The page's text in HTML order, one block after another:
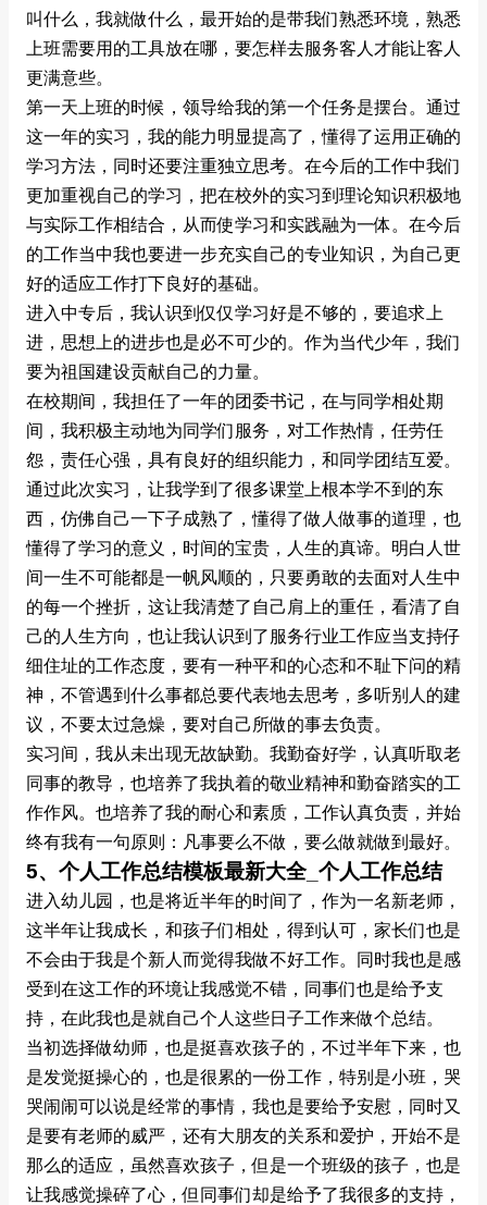
叫什么，我就做什么，最开始的是带我们熟悉环境，熟悉
上班需要用的工具放在哪，要怎样去服务客人才能让客人
更满意些。
第一天上班的时候，领导给我的第一个任务是摆台。通过
这一年的实习，我的能力明显提高了，懂得了运用正确的
学习方法，同时还要注重独立思考。在今后的工作中我们
更加重视自己的学习，把在校外的实习到理论知识积极地
与实际工作相结合，从而使学习和实践融为一体。在今后
的工作当中我也要进一步充实自己的专业知识，为自己更
好的适应工作打下良好的基础。
进入中专后，我认识到仅仅学习好是不够的，要追求上
进，思想上的进步也是必不可少的。作为当代少年，我们
要为祖国建设贡献自己的力量。
在校期间，我担任了一年的团委书记，在与同学相处期
间，我积极主动地为同学们服务，对工作热情，任劳任
怨，责任心强，具有良好的组织能力，和同学团结互爱。
通过此次实习，让我学到了很多课堂上根本学不到的东
西，仿佛自己一下子成熟了，懂得了做人做事的道理，也
懂得了学习的意义，时间的宝贵，人生的真谛。明白人世
间一生不可能都是一帆风顺的，只要勇敢的去面对人生中
的每一个挫折，这让我清楚了自己肩上的重任，看清了自
己的人生方向，也让我认识到了服务行业工作应当支持仔
细住址的工作态度，要有一种平和的心态和不耻下问的精
神，不管遇到什么事都总要代表地去思考，多听别人的建
议，不要太过急燥，要对自己所做的事去负责。
实习间，我从未出现无故缺勤。我勤奋好学，认真听取老
同事的教导，也培养了我执着的敬业精神和勤奋踏实的工
作作风。也培养了我的耐心和素质，工作认真负责，并始
终有我有一句原则：凡事要么不做，要么做就做到最好。
5、个人工作总结模板最新大全_个人工作总结
进入幼儿园，也是将近半年的时间了，作为一名新老师，
这半年让我成长，和孩子们相处，得到认可，家长们也是
不会由于我是个新人而觉得我做不好工作。同时我也是感
受到在这工作的环境让我感觉不错，同事们也是给予支
持，在此我也是就自己个人这些日子工作来做个总结。
当初选择做幼师，也是挺喜欢孩子的，不过半年下来，也
是发觉挺操心的，也是很累的一份工作，特别是小班，哭
哭闹闹可以说是经常的事情，我也是要给予安慰，同时又
是要有老师的威严，还有大朋友的关系和爱护，开始不是
那么的适应，虽然喜欢孩子，但是一个班级的孩子，也是
让我感觉操碎了心，但同事们却是给予了我很多的支持，